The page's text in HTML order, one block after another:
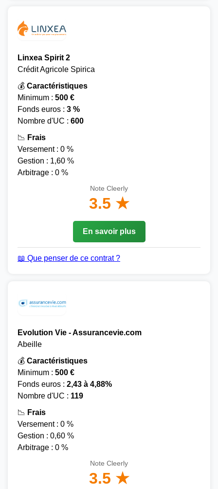
Linxea Spirit 2
Crédit Agricole Spirica
💰 Caractéristiques
Minimum : 500 €
Fonds euros : 3 %
Nombre d'UC : 600
📉 Frais
Versement : 0 %
Gestion : 1,60 %
Arbitrage : 0 %
Note Cleerly
3.5 ★
En savoir plus
📖 Que penser de ce contrat ?
Evolution Vie - Assurancevie.com
Abeille
💰 Caractéristiques
Minimum : 500 €
Fonds euros : 2,43 à 4,88%
Nombre d'UC : 119
📉 Frais
Versement : 0 %
Gestion : 0,60 %
Arbitrage : 0 %
Note Cleerly
3.5 ★